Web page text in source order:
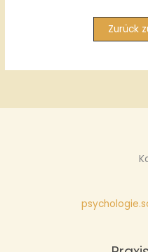
Zurück